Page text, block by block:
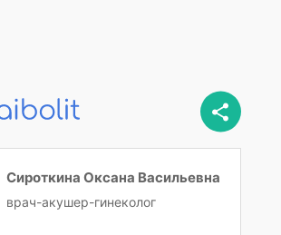
Сироткина Оксана Васильевна
врач-акушер-гинеколог